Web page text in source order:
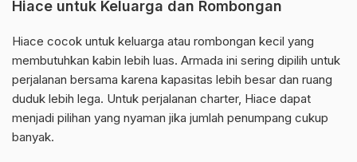
Hiace untuk Keluarga dan Rombongan
Hiace cocok untuk keluarga atau rombongan kecil yang
membutuhkan kabin lebih luas. Armada ini sering dipilih untuk
perjalanan bersama karena kapasitas lebih besar dan ruang
duduk lebih lega. Untuk perjalanan charter, Hiace dapat
menjadi pilihan yang nyaman jika jumlah penumpang cukup
banyak.